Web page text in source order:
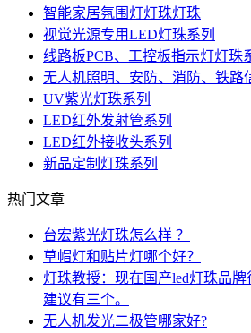
智能家居氛围灯灯珠灯珠
视觉光源专用LED灯珠系列
线路板PCB、工控板指示灯灯珠
无人机照明、安防、消防、铁路
UV紫光灯珠系列
LED红外发射管系列
LED红外接收头系列
新品定制灯珠系列
热门文章
台宏紫光灯珠怎么样 ？
草帽灯和贴片灯哪个好？
灯珠教授：现在国产led灯珠品
建议有三个。
无人机发光二极管哪家好?